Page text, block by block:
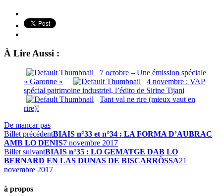
À Lire Aussi :
7 octobre – Une émission spéciale
« Garonne »
4 novembre : VAP
spécial patrimoine industriel, l’édito de Sirine Tijani
Tant val ne rire (mieux vaut en
rire)!
De mancar pas
Billet précédentBIAIS n°33 et n°34 : LA FORMA D’AUBRAC
AMB LO DENIS7 novembre 2017
Billet suivantBIAIS n°35 : LO GEMATGE DAB LO
BERNARD EN LAS DUNAS DE BISCARRÒSSA21
novembre 2017
à propos